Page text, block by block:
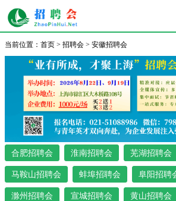
安徽招聘会
当前位置： 首页 > 招聘会 > 安徽招聘会
合肥招聘会 淮南招聘会 芜湖招聘会
马鞍山招聘会 蚌埠招聘会 阜阳招聘
滁州招聘会 宣城招聘会 黄山招聘会